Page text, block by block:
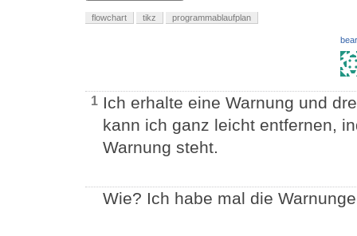
flowchart tikz programmablaufplan
1 Ich erhalte eine Warnung und
kann ich ganz leicht entfernen,
Warnung steht.
Wie? Ich habe mal die